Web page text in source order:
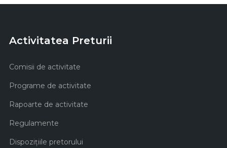
Activitatea Preturii
Comisii de activitate
Programe de activitate
Rapoarte de activitate
Regulamente
Dispozițiile pretorului